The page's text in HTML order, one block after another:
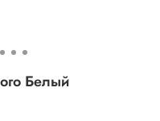
Белый